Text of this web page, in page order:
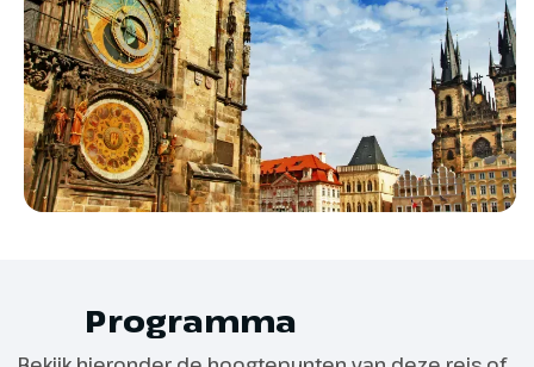
Programma
aan de rivier de Moldau, die de
stad in tweeën deelt. Aan de ene
kant van de stad is de Praagse
Burcht gelegen, aan de andere
kant ligt het oude centrum met
de Joodse Wijk, het stadsplein en
het bruisende Wenceslasplein.
Met een deskundige
zien onder andere de beroemde
een alternatief aangeboden en ontvang je tijdig
bericht.
Afhankelijk van jouw reisduur is dit:
Reisduur t/m 6 dagen: uiterlijk 8 dagen
voor vertrek;
Reisduur vanaf 11 dagen: uiterlijk 21 dagen